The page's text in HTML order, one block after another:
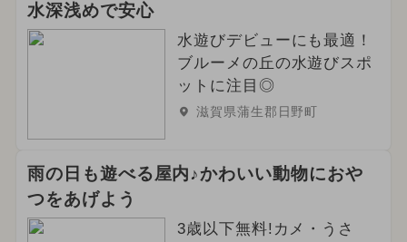
水深浅めで安心
水遊びデビューにも最適！
ブルーメの丘の水遊びスポ
ットに注目◎
滋賀県蒲生郡日野町
雨の日も遊べる屋内♪かわいい動物におや
つをあげよう
3歳以下無料!カメ・うさ